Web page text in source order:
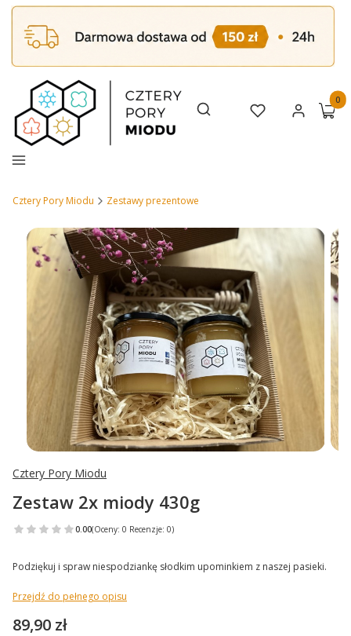
Otwórz wyszukiwarkę
Szukaj Ulubione Zaloguj się
Menu
Cztery Pory Miodu Zestawy prezentowe
Cztery Pory Miodu
Zestaw 2x miody 430g
0.00(Oceny: 0 Recenzje: 0)
Podziękuj i spraw niespodziankę słodkim upominkiem z naszej pasieki.
Przejdź do pełnego opisu
Cena
89,90 zł